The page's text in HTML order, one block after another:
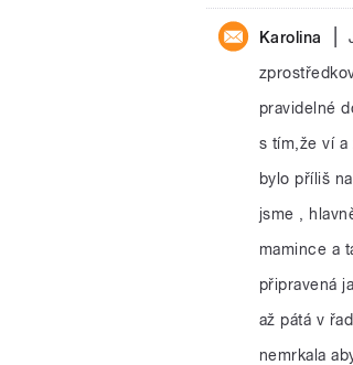
Karolina
pravidelné
s tím,že ví a
bylo příliš
jsme ,
mamince a
připravená
až pátá v
nemrkala